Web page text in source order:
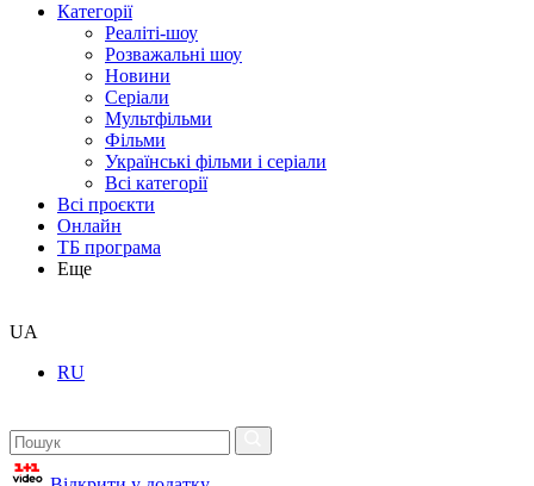
Категорії
Реаліті-шоу
Розважальні шоу
Новини
Серіали
Мультфільми
Фільми
Українські фільми і серіали
Всі категорії
Всі проєкти
Онлайн
ТБ програма
Еще
UA
RU